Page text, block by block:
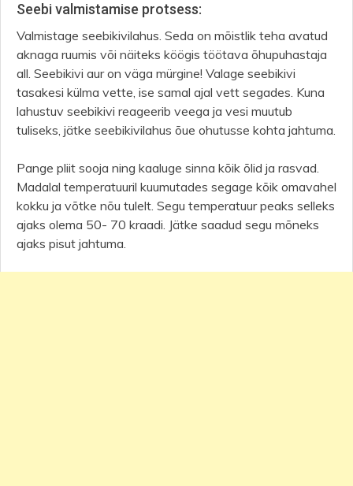
Seebi valmistamise protsess:
Valmistage seebikivilahus. Seda on mõistlik teha avatud
aknaga ruumis või näiteks köögis töötava õhupuhastaja
all. Seebikivi aur on väga mürgine! Valage seebikivi
tasakesi külma vette, ise samal ajal vett segades. Kuna
lahustuv seebikivi reageerib veega ja vesi muutub
tuliseks, jätke seebikivilahus õue ohutusse kohta jahtuma.
Pange pliit sooja ning kaaluge sinna kõik õlid ja rasvad.
Madalal temperatuuril kuumutades segage kõik omavahel
kokku ja võtke nõu tulelt. Segu temperatuur peaks selleks
ajaks olema 50- 70 kraadi. Jätke saadud segu mõneks
ajaks pisut jahtuma.